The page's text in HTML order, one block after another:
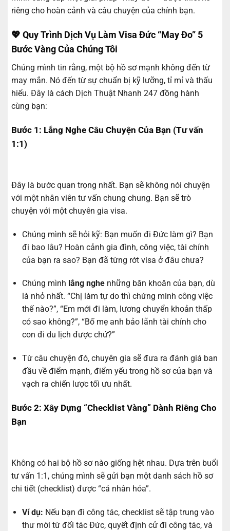
riêng cho hoàn cảnh và câu chuyện của chính bạn.
💖 Quy Trình Dịch Vụ Làm Visa Đức “May Đo” 5
Bước Vàng Của Chúng Tôi
Chúng mình tin rằng, một bộ hồ sơ mạnh không đến từ
may mắn. Nó đến từ sự chuẩn bị kỹ lưỡng, tỉ mỉ và thấu
hiểu. Đây là cách Dịch Thuật Nhanh 247 đồng hành
cùng bạn:
Bước 1: Lắng Nghe Câu Chuyện Của Bạn (Tư vấn
1:1)
Đây là bước quan trọng nhất. Bạn sẽ không nói chuyện
với một nhân viên tư vấn chung chung. Bạn sẽ trò
chuyện với một chuyên gia visa.
Chúng mình sẽ hỏi kỹ: Bạn muốn đi Đức làm gì? Bạn
đi bao lâu? Hoàn cảnh gia đình, công việc, tài chính
của bạn ra sao? Bạn đã từng rớt visa ở đâu chưa?
Chúng mình lắng nghenhững băn khoăn của bạn, dù
là nhỏ nhất. “Chị làm tự do thì chứng minh công việc
thế nào?”, “Em mới đi làm, lương chuyển khoản thấp
có sao không?”, “Bố mẹ anh bảo lãnh tài chính cho
con đi du lịch được chứ?”
Từ câu chuyện đó, chuyên gia sẽ đưa ra đánh giá ban
đầu về điểm mạnh, điểm yếu trong hồ sơ của bạn và
vạch ra chiến lược tối ưu nhất.
Bước 2: Xây Dựng “Checklist Vàng” Dành Riêng Cho
Bạn
Không có hai bộ hồ sơ nào giống hệt nhau. Dựa trên buổi
tư vấn 1:1, chúng mình sẽ gửi bạn một danh sách hồ sơ
chi tiết (checklist) được “cá nhân hóa”.
Ví dụ: Nếu bạn đi công tác, checklist sẽ tập trung vào
thư mời từ đối tác Đức, quyết định cử đi công tác, và